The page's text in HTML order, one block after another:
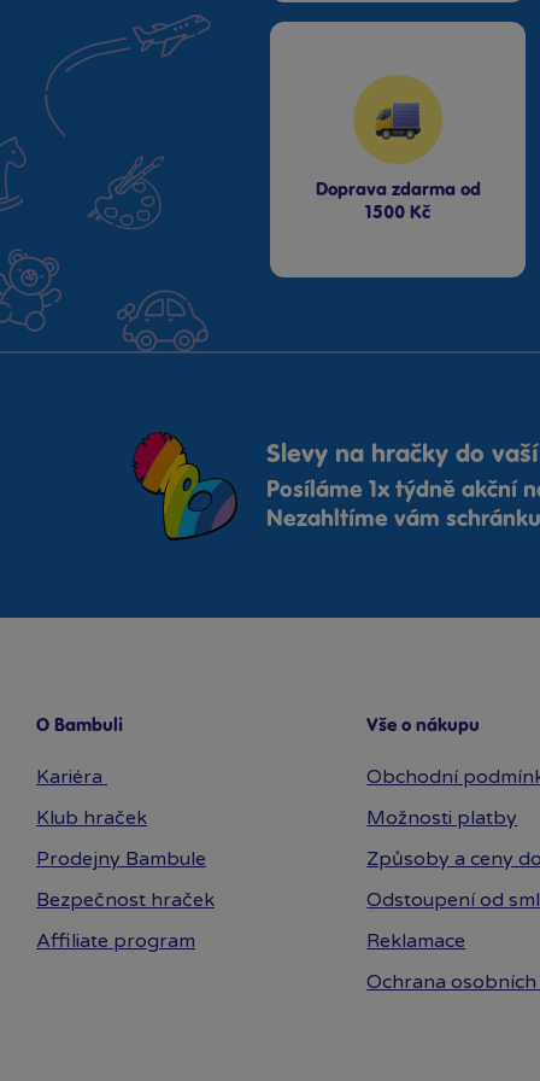
Doprava zdarma od
1500 Kč
Slevy na hračky do
Posíláme 1x týdně akční
Nezahltíme vám
O Bambuli
Kariéra
Klub hraček
Prodejny Bambule
Bezpečnost hraček
Affiliate program
Vše o nákupu
Obchodní
Možnosti platby
Způsoby a ceny
Odstoupení od
Reklamace
Ochrana osobních